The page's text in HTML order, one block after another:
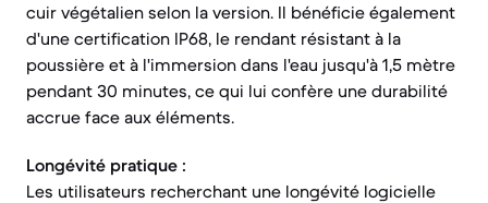
cuir végétalien selon la version. Il bénéficie également
d'une certification IP68, le rendant résistant à la
poussière et à l'immersion dans l'eau jusqu'à 1,5 mètre
pendant 30 minutes, ce qui lui confère une durabilité
accrue face aux éléments.
Longévité pratique :
Les utilisateurs recherchant une longévité logicielle